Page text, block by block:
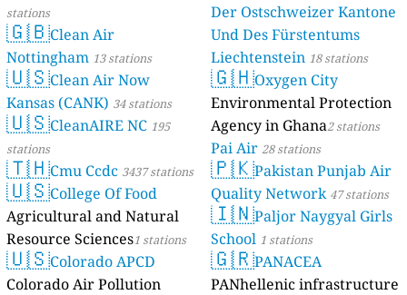
stations
🇬🇧Clean Air
Nottingham 13 stations
🇺🇸Clean Air Now
Kansas (CANK) 34 stations
🇺🇸CleanAIRE NC 195
stations
🇹🇭Cmu Ccdc 3437 stations
🇺🇸College Of Food
Agricultural and Natural
Resource Sciences1 stations
🇺🇸Colorado APCD
Colorado Air Pollution
Der Ostschweizer Kantone
Und Des Fürstentums
Liechtenstein 18 stations
🇬🇭Oxygen City
Environmental Protection
Agency in Ghana2 stations
Pai Air 28 stations
🇵🇰Pakistan Punjab Air
Quality Network 47 stations
🇮🇳Paljor Naygyal Girls
School 1 stations
🇬🇷PANACEA
PANhellenic infrastructure